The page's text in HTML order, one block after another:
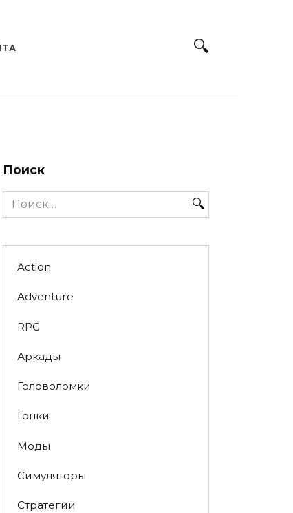
Поиск
Search
for:
Action
Adventure
RPG
Аркады
Головоломки
Гонки
Моды
Симуляторы
Стратегии